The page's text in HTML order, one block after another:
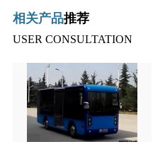
相关产品推荐
USER CONSULTATION